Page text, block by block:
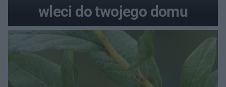
wleci do twojego domu